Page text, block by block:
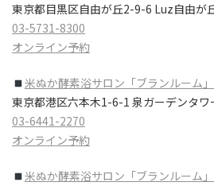
東京都目黒区自由が丘2-9-6 Luz自由が
03-5731-8300
オンライン予約
米ぬか酵素浴サロン​「ブランルーム
東京都港区六本木1-6-1 泉ガーデンタワ
03-6441-2270
オンライン予約
米ぬか酵素浴サロン​「ブランルーム